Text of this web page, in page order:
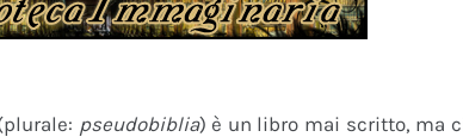
pseudobiblia) è un libro mai scritto, ma